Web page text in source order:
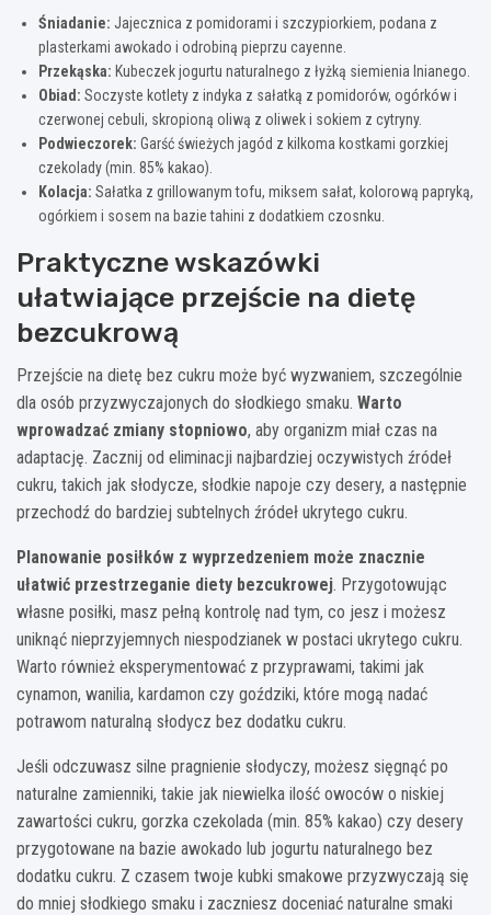
Śniadanie: Jajecznica z pomidorami i szczypiorkiem, podana z
plasterkami awokado i odrobiną pieprzu cayenne.
Przekąska: Kubeczek jogurtu naturalnego z łyżką siemienia lnianego.
Obiad: Soczyste kotlety z indyka z sałatką z pomidorów, ogórków i
czerwonej cebuli, skropioną oliwą z oliwek i sokiem z cytryny.
Podwieczorek: Garść świeżych jagód z kilkoma kostkami gorzkiej
czekolady (min. 85% kakao).
Kolacja: Sałatka z grillowanym tofu, miksem sałat, kolorową papryką,
ogórkiem i sosem na bazie tahini z dodatkiem czosnku.
Praktyczne wskazówki
ułatwiające przejście na dietę
bezcukrową
Przejście na dietę bez cukru może być wyzwaniem, szczególnie
dla osób przyzwyczajonych do słodkiego smaku. Warto
wprowadzać zmiany stopniowo, aby organizm miał czas na
adaptację. Zacznij od eliminacji najbardziej oczywistych źródeł
cukru, takich jak słodycze, słodkie napoje czy desery, a następnie
przechodź do bardziej subtelnych źródeł ukrytego cukru.
Planowanie posiłków z wyprzedzeniem może znacznie
ułatwić przestrzeganie diety bezcukrowej. Przygotowując
własne posiłki, masz pełną kontrolę nad tym, co jesz i możesz
uniknąć nieprzyjemnych niespodzianek w postaci ukrytego cukru.
Warto również eksperymentować z przyprawami, takimi jak
cynamon, wanilia, kardamon czy goździki, które mogą nadać
potrawom naturalną słodycz bez dodatku cukru.
Jeśli odczuwasz silne pragnienie słodyczy, możesz sięgnąć po
naturalne zamienniki, takie jak niewielka ilość owoców o niskiej
zawartości cukru, gorzka czekolada (min. 85% kakao) czy desery
przygotowane na bazie awokado lub jogurtu naturalnego bez
dodatku cukru. Z czasem twoje kubki smakowe przyzwyczają się
do mniej słodkiego smaku i zaczniesz doceniać naturalne smaki